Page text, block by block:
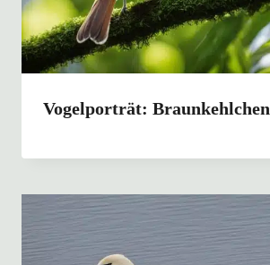
Vogelporträt: Braunkehlchen